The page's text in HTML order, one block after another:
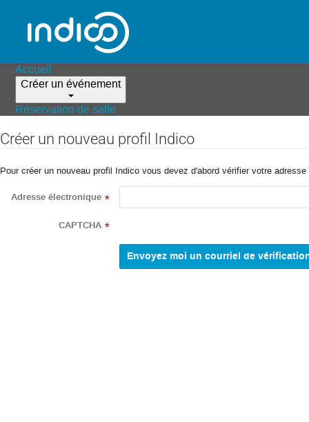
Accueil
Créer un événement
Réservation de salle
Créer un nouveau profil Indico
Pour créer un nouveau profil Indico vous devez d'abord vérifier votre
Adresse électronique *
CAPTCHA *